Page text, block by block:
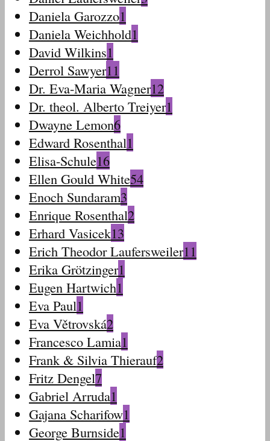
Daniela Garozzo1
Daniela Weichhold1
David Wilkins1
Derrol Sawyer11
Dr. Eva-Maria Wagner12
Dr. theol. Alberto Treiyer1
Dwayne Lemon6
Edward Rosenthal1
Elisa-Schule16
Ellen Gould White54
Enoch Sundaram3
Enrique Rosenthal2
Erhard Vasicek13
Erich Theodor Laufersweiler11
Erika Grötzinger1
Eugen Hartwich1
Eva Paul1
Eva Větrovská2
Francesco Lamia1
Frank & Silvia Thierauf2
Fritz Dengel7
Gabriel Arruda1
Gajana Scharifow1
George Burnside1